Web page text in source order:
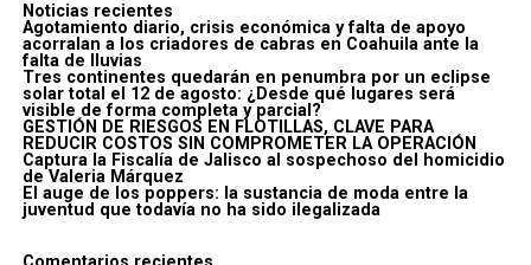
Noticias recientes
Agotamiento diario, crisis económica y falta de apoyo
acorralan a los criadores de cabras en Coahuila ante la
falta de lluvias
Tres continentes quedarán en penumbra por un eclipse
solar total el 12 de agosto: ¿Desde qué lugares será
visible de forma completa y parcial?
GESTIÓN DE RIESGOS EN FLOTILLAS, CLAVE PARA
REDUCIR COSTOS SIN COMPROMETER LA OPERACIÓN
Captura la Fiscalía de Jalisco al sospechoso del homicidio
de Valeria Márquez
El auge de los poppers: la sustancia de moda entre la
juventud que todavía no ha sido ilegalizada